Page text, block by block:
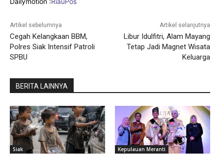
Artikel sebelumnya
Cegah Kelangkaan BBM,
Polres Siak Intensif Patroli
SPBU
Artikel selanjutnya
Libur Idulfitri, Alam Mayang
Tetap Jadi Magnet Wisata
Keluarga
BERITA LAINNYA
Siak Kepulauan Meranti